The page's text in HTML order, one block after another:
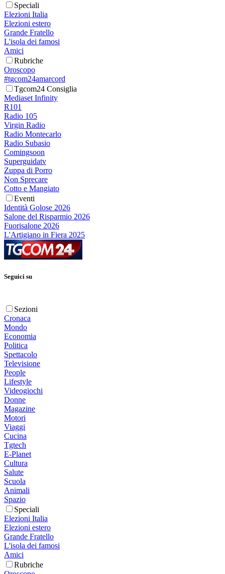
Speciali
Elezioni Italia
Elezioni estero
Grande Fratello
L'isola dei famosi
Amici
Rubriche
Oroscopo
#tgcom24amarcord
Tgcom24 Consiglia
Mediaset Infinity
R101
Radio 105
Virgin Radio
Radio Montecarlo
Radio Subasio
Comingsoon
Superguidatv
Zuppa di Porro
Non Sprecare
Cotto e Mangiato
Eventi
Identità Golose 2026
Salone del Risparmio 2026
Fuorisalone 2026
L'Artigiano in Fiera 2025
Seguici su
Sezioni
Cronaca
Mondo
Economia
Politica
Spettacolo
Televisione
People
Lifestyle
Videogiochi
Donne
Magazine
Motori
Viaggi
Cucina
Tgtech
E-Planet
Cultura
Salute
Scuola
Animali
Spazio
Speciali
Elezioni Italia
Elezioni estero
Grande Fratello
L'isola dei famosi
Amici
Rubriche